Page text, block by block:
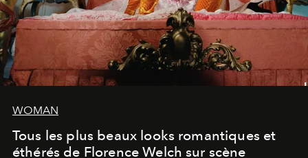
WOMAN
Tous les plus beaux looks romantiques et
éthérés de Florence Welch sur scène